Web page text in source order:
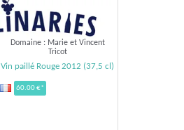
Domaine : Marie et Vincent
Tricot
Vin paillé Rouge 2012 (37,5 cl)
60.00 €*